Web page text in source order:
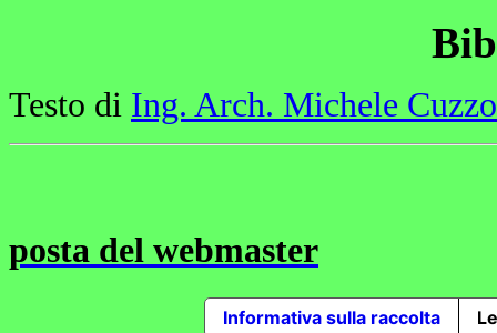
Testo di Ing. Arch. Michele
posta del webmaster
Informativa sulla raccolta